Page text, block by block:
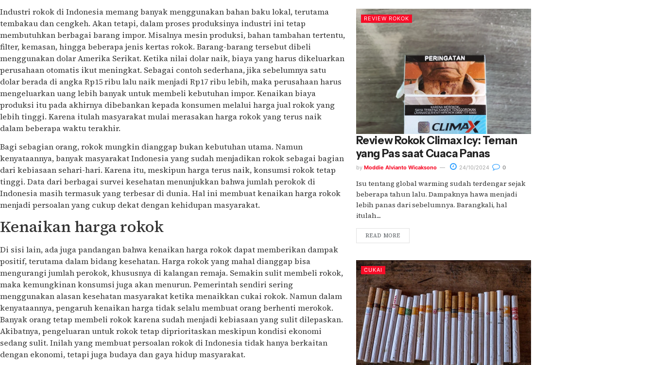
Industri rokok di Indonesia memang banyak menggunakan bahan baku lokal, terutama
tembakau dan cengkeh. Akan tetapi, dalam proses produksinya industri ini tetap
membutuhkan berbagai barang impor. Misalnya mesin produksi, bahan tambahan tertentu,
filter, kemasan, hingga beberapa jenis kertas rokok. Barang-barang tersebut dibeli
menggunakan dolar Amerika Serikat. Ketika nilai dolar naik, biaya yang harus dikeluarkan
perusahaan otomatis ikut meningkat. Sebagai contoh sederhana, jika sebelumnya satu
dolar berada di angka Rp15 ribu lalu naik menjadi Rp17 ribu lebih, maka perusahaan harus
mengeluarkan uang lebih banyak untuk membeli kebutuhan impor. Kenaikan biaya
produksi itu pada akhirnya dibebankan kepada konsumen melalui harga jual rokok yang
lebih tinggi. Karena itulah masyarakat mulai merasakan harga rokok yang terus naik
dalam beberapa waktu terakhir.
Bagi sebagian orang, rokok mungkin dianggap bukan kebutuhan utama. Namun
kenyataannya, banyak masyarakat Indonesia yang sudah menjadikan rokok sebagai bagian
dari kebiasaan sehari-hari. Karena itu, meskipun harga terus naik, konsumsi rokok tetap
tinggi. Data dari berbagai survei kesehatan menunjukkan bahwa jumlah perokok di
Indonesia masih termasuk yang terbesar di dunia. Hal ini membuat kenaikan harga rokok
menjadi persoalan yang cukup dekat dengan kehidupan masyarakat.
Kenaikan harga rokok
Di sisi lain, ada juga pandangan bahwa kenaikan harga rokok dapat memberikan dampak
positif, terutama dalam bidang kesehatan. Harga rokok yang mahal dianggap bisa
mengurangi jumlah perokok, khususnya di kalangan remaja. Semakin sulit membeli rokok,
maka kemungkinan konsumsi juga akan menurun. Pemerintah sendiri sering
menggunakan alasan kesehatan masyarakat ketika menaikkan cukai rokok. Namun dalam
kenyataannya, pengaruh kenaikan harga tidak selalu membuat orang berhenti merokok.
Banyak orang tetap membeli rokok karena sudah menjadi kebiasaan yang sulit dilepaskan.
Akibatnya, pengeluaran untuk rokok tetap diprioritaskan meskipun kondisi ekonomi
sedang sulit. Inilah yang membuat persoalan rokok di Indonesia tidak hanya berkaitan
dengan ekonomi, tetapi juga budaya dan gaya hidup masyarakat.
REVIEW ROKOK
Review Rokok Climax Icy: Teman
yang Pas saat Cuaca Panas
by Moddie Alvianto Wicaksono 24/10/2024 0
Isu tentang global warming sudah terdengar sejak
beberapa tahun lalu. Dampaknya hawa menjadi
lebih panas dari sebelumnya. Barangkali, hal
itulah....
READ MORE
CUKAI